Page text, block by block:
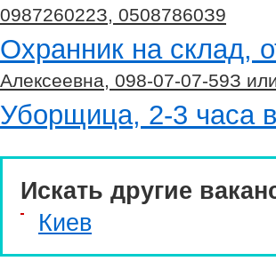
098726022З, 05087860З9
Охранник на склад,
Алексеевна, 098-07-07-59З
Уборщица, 2-3 часа
Искать другие
Киев